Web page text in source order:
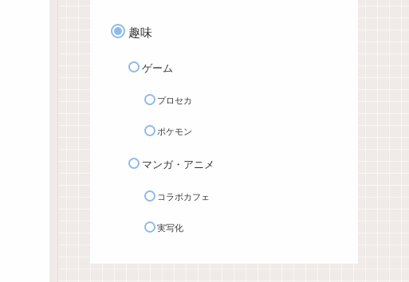
趣味
ゲーム
プロセカ
ポケモン
マンガ・アニメ
コラボカフェ
実写化